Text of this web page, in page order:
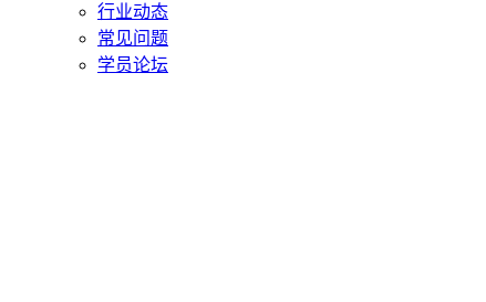
行业动态
常见问题
学员论坛